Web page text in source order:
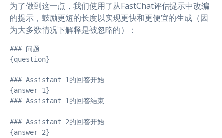
为了做到这一点，我们使用了从FastChat评估提示中改编
的提示，鼓励更短的长度以实现更快和更便宜的生成（因
为大多数情况下解释是被忽略的）：
### 问题
{question}
### Assistant 1的回答开始
{answer_1}
### Assistant 1的回答结束
### Assistant 2的回答开始
{answer_2}